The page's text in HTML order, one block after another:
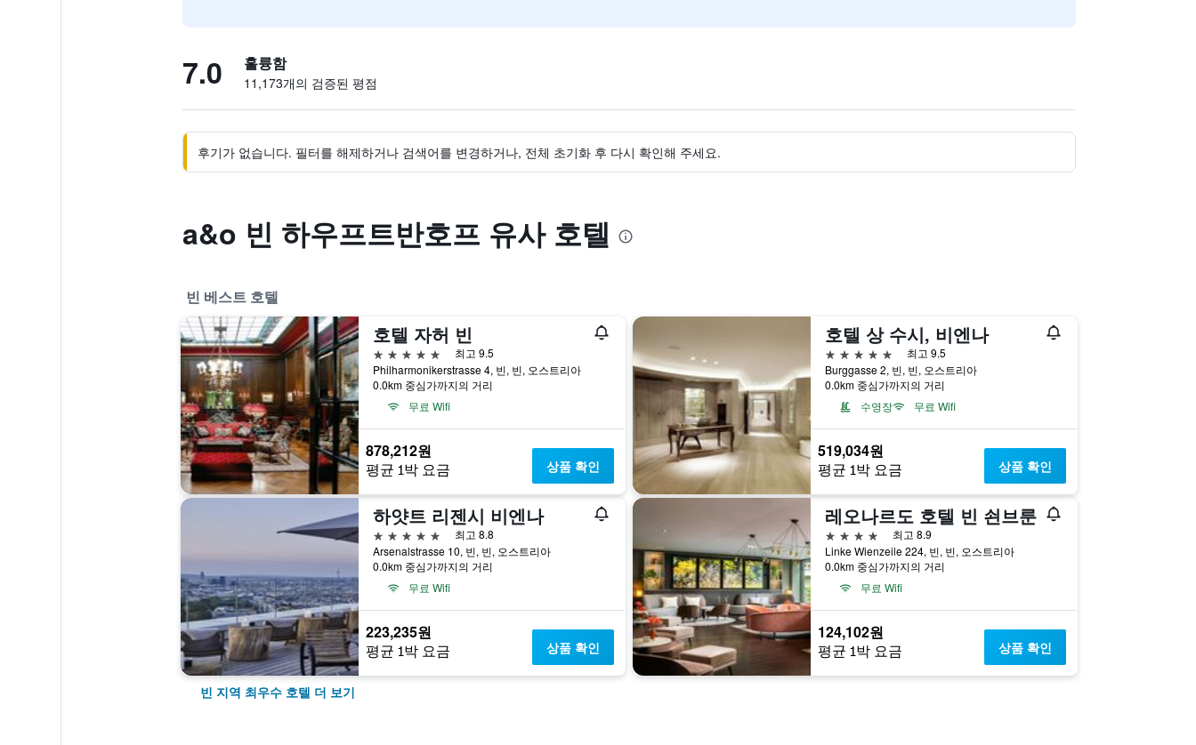
7.0 훌륭함
11,173개의 검증된 평점
후기가 없습니다. 필터를 해제하거나 검색어를 변경하거나, 전체 초기화 후 다시 확인해 주세요.
a&o 빈 하우프트반호프 유사 호텔
빈 베스트 호텔
호텔 자허 빈
5성급
최고 9.5
Philharmonikerstrasse 4, 빈, 빈, 오스트리아
0.0km 중심가까지의 거리
무료 Wifi
878,212원
평균 1박 요금 상품 확인
호텔 상 수시, 비엔나
5성급
최고 9.5
Burggasse 2, 빈, 빈, 오스트리아
0.0km 중심가까지의 거리
수영장
무료 Wifi
519,034원
평균 1박 요금 상품 확인
하얏트 리젠시 비엔나
5성급
최고 8.8
Arsenalstrasse 10, 빈, 빈, 오스트리아
0.0km 중심가까지의 거리
무료 Wifi
223,235원
평균 1박 요금 상품 확인
레오나르도 호텔 빈 쇤브룬
4성급
최고 8.9
Linke Wienzeile 224, 빈, 빈, 오스트리아
0.0km 중심가까지의 거리
무료 Wifi
124,102원
평균 1박 요금 상품 확인
빈 지역 최우수 호텔 더 보기